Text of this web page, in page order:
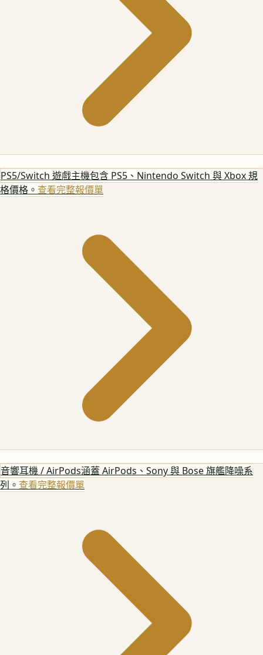
PS5/Switch 遊戲主機包含 PS5、Nintendo Switch 與 Xbox 規
格價格。 查看完整報價單
音響耳機 / AirPods涵蓋 AirPods、Sony 與 Bose 旗艦降噪系
列。 查看完整報價單